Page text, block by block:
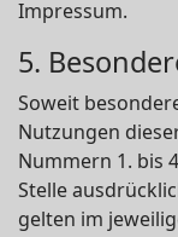
Impressum.
5.
Soweit
Nutzungen
Nummern 1. bis
Stelle
gelten im